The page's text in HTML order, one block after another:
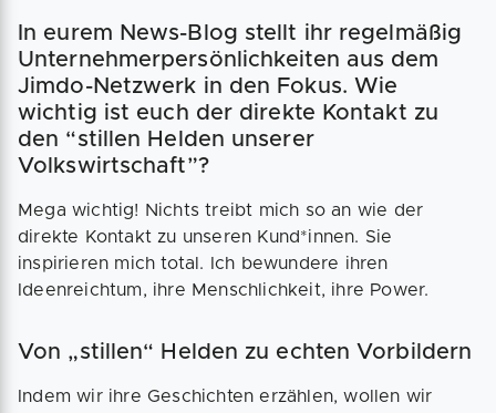
In eurem News-Blog stellt ihr regelmäßig
Unternehmerpersönlichkeiten aus dem
Jimdo-Netzwerk in den Fokus. Wie
wichtig ist euch der direkte Kontakt zu
den “stillen Helden unserer
Volkswirtschaft”?
Mega wichtig! Nichts treibt mich so an wie der
direkte Kontakt zu unseren Kund*innen. Sie
inspirieren mich total. Ich bewundere ihren
Ideenreichtum, ihre Menschlichkeit, ihre Power.
Von „stillen“ Helden zu echten Vorbildern
Indem wir ihre Geschichten erzählen, wollen wir